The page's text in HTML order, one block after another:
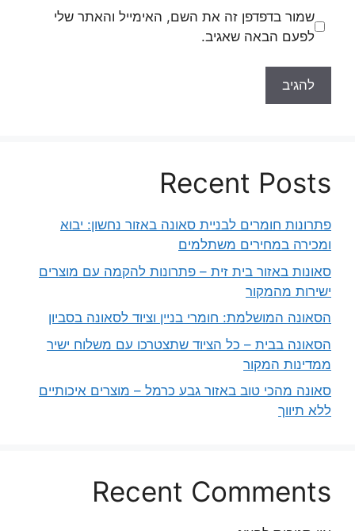
שמור בדפדפן זה את השם, האימייל והאתר שלי
לפעם הבאה שאגיב.
Recent Posts
פתרונות חומרים לבניית סאונה באזור נחשון: יבוא
ומכירה במחירים משתלמים
סאונות באזור בית זית – פתרונות להקמה עם מוצרים
ישירות מהמקור
הסאונה המושלמת: חומרי בניין וציוד לסאונה בסביון
הסאונה בבית – כל הציוד שתצטרכו עם משלוח ישיר
ממדינות המקור
סאונה מהכי טוב באזור גבע כרמל – מוצרים איכותיים
ללא תיווך
Recent Comments